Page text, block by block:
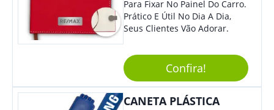
Para Fixar No Painel Do Carro.
Prático E Útil No Dia A Dia,
Seus Clientes Vão Adorar.
Confira!
CANETA PLÁSTICA